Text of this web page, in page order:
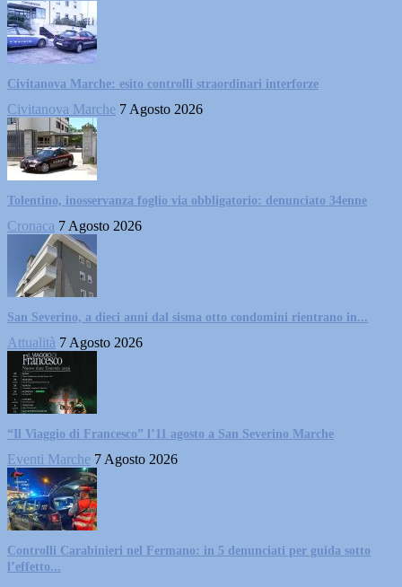
Civitanova Marche: esito controlli straordinari interforze
Civitanova Marche 7 Agosto 2026
Tolentino, inosservanza foglio via obbligatorio: denunciato 34enne
Cronaca 7 Agosto 2026
San Severino, a dieci anni dal sisma otto condomini rientrano in...
Attualità 7 Agosto 2026
“Il Viaggio di Francesco” l’11 agosto a San Severino Marche
Eventi Marche 7 Agosto 2026
Controlli Carabinieri nel Fermano: in 5 denunciati per guida sotto
l’effetto...